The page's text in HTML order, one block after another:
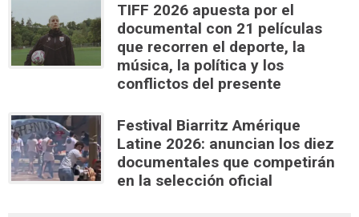
TIFF 2026 apuesta por el
documental con 21 películas
que recorren el deporte, la
música, la política y los
conflictos del presente
Festival Biarritz Amérique
Latine 2026: anuncian los diez
documentales que competirán
en la selección oficial